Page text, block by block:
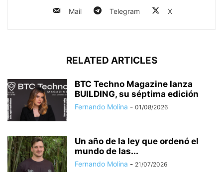
Mail Telegram X
RELATED ARTICLES
BTC Techno Magazine lanza
BUILDING, su séptima edición
Fernando Molina - 01/08/2026
Un año de la ley que ordenó el
mundo de las...
Fernando Molina - 21/07/2026